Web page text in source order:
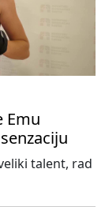
Emu
talent, rad